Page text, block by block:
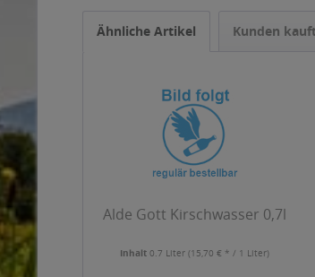
Ähnliche Artikel Kunden
Alde Gott Kirschwasser 0,7l
Inhalt0.7 Liter(15,70 € * / 1 Liter)